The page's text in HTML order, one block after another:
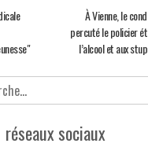
À Vienne, le
percuté le policier
l’alcool et aux
réseaux sociaux